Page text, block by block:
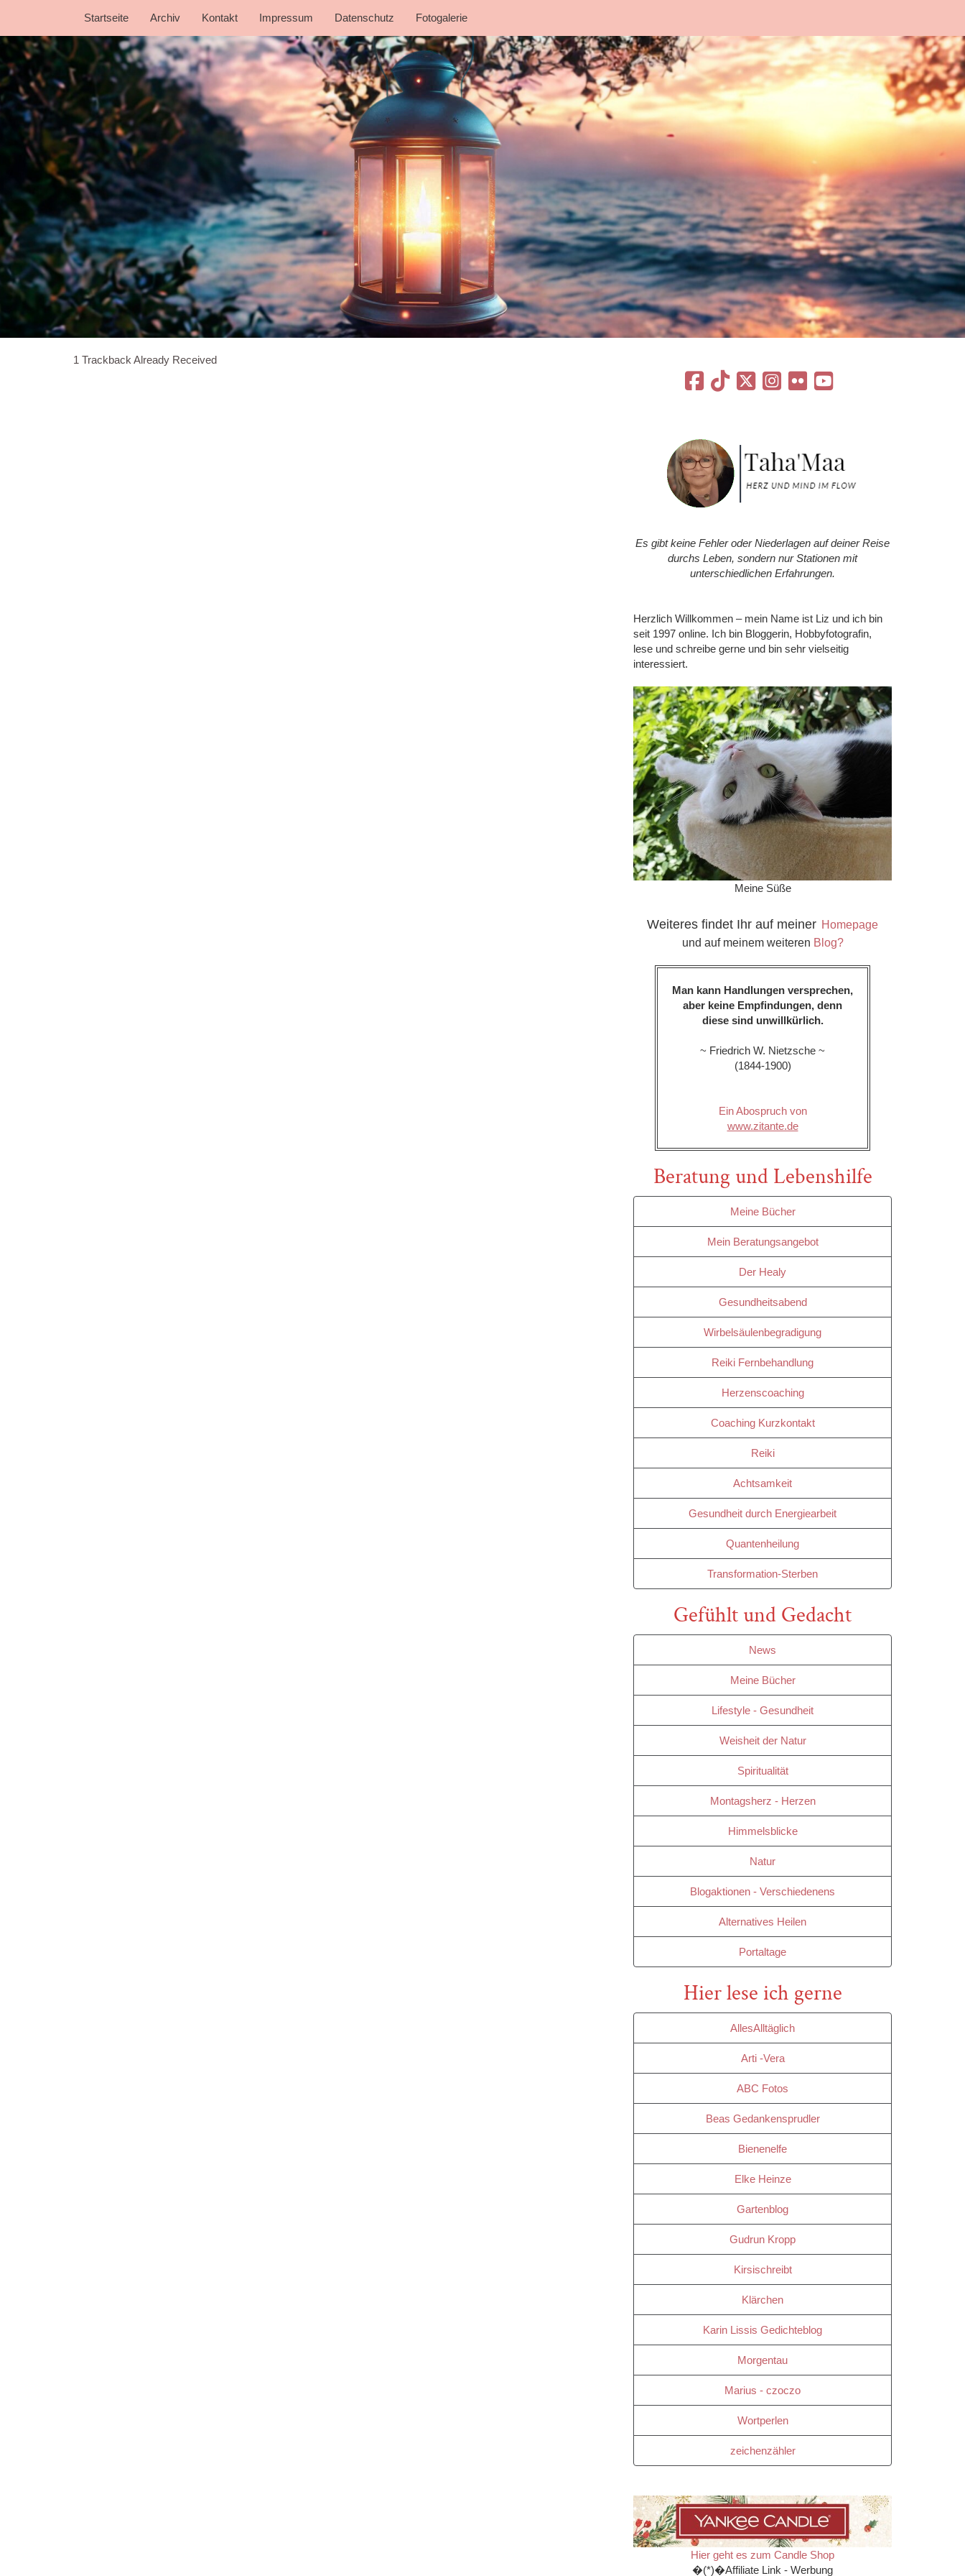
Startseite Archiv Kontakt Impressum Datenschutz Fotogalerie
1 Trackback Already Received
Es gibt keine Fehler oder Niederlagen auf deiner Reise
durchs Leben, sondern nur Stationen mit
unterschiedlichen Erfahrungen.
Herzlich Willkommen – mein Name ist Liz und ich bin
seit 1997 online. Ich bin Bloggerin, Hobbyfotografin,
lese und schreibe gerne und bin sehr vielseitig
interessiert.
Meine Süße
Weiteres findet Ihr auf meiner Homepage
und auf meinem weiteren Blog?
Man kann Handlungen versprechen,
aber keine Empfindungen, denn
diese sind unwillkürlich.
~ Friedrich W. Nietzsche ~
(1844-1900)
Ein Abospruch von
www.zitante.de
Beratung und Lebenshilfe
Meine Bücher
Mein Beratungsangebot
Der Healy
Gesundheitsabend
Wirbelsäulenbegradigung
Reiki Fernbehandlung
Herzenscoaching
Coaching Kurzkontakt
Reiki
Achtsamkeit
Gesundheit durch Energiearbeit
Quantenheilung
Transformation-Sterben
Gefühlt und Gedacht
News
Meine Bücher
Lifestyle - Gesundheit
Weisheit der Natur
Spiritualität
Montagsherz - Herzen
Himmelsblicke
Natur
Blogaktionen - Verschiedenens
Alternatives Heilen
Portaltage
Hier lese ich gerne
AllesAlltäglich
Arti -Vera
ABC Fotos
Beas Gedankensprudler
Bienenelfe
Elke Heinze
Gartenblog
Gudrun Kropp
Kirsischreibt
Klärchen
Karin Lissis Gedichteblog
Morgentau
Marius - czoczo
Wortperlen
zeichenzähler
Hier geht es zum Candle Shop
�(*)�Affiliate Link - Werbung